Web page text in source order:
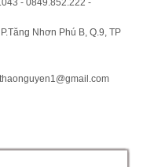
- 0849.852.222 -
Nhơn Phú B, Q.9, TP